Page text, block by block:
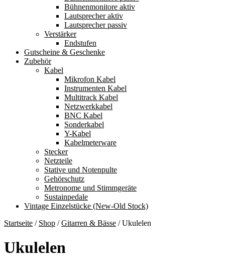
Bühnenmonitore aktiv
Lautsprecher aktiv
Lautsprecher passiv
Verstärker
Endstufen
Gutscheine & Geschenke
Zubehör
Kabel
Mikrofon Kabel
Instrumenten Kabel
Multitrack Kabel
Netzwerkkabel
BNC Kabel
Sonderkabel
Y-Kabel
Kabelmeterware
Stecker
Netzteile
Stative und Notenpulte
Gehörschutz
Metronome und Stimmgeräte
Sustainpedale
Vintage Einzelstücke (New-Old Stock)
Startseite / Shop /Gitarren & Bässe /Ukulelen
Ukulelen